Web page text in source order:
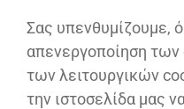
Σας υπενθυμίζουμε,
απενεργοποίηση
των λειτουργικών
την ιστοσελίδα μας